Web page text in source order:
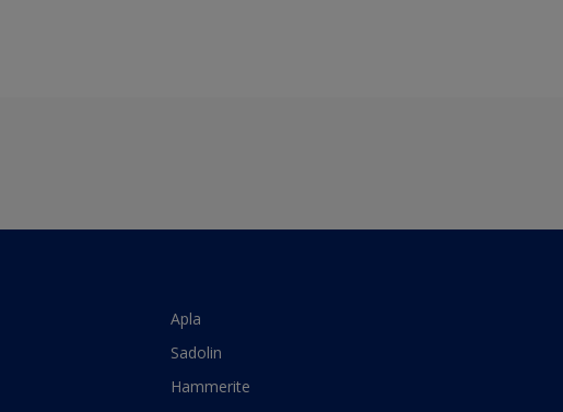
Apla
Sadolin
Hammerite